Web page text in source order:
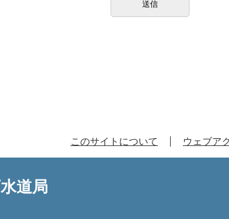
このサイトについて ウェブア
道局